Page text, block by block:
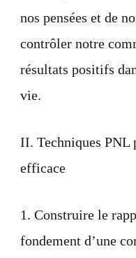
nos pensées et de
contrôler notre
résultats positifs
vie.
II. Techniques PNL
efficace
1. Construire le
fondement d’une